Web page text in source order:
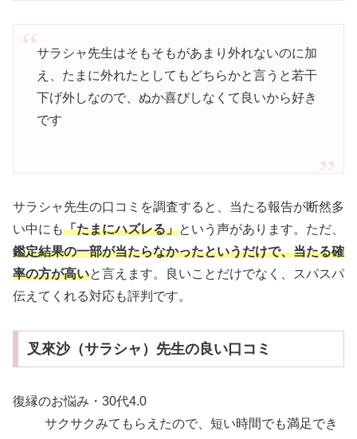
サラシャ先生はそもそもがあまり外れないのに加
え、たまに外れたとしてもどちらかと言うと若干
下げ外しなので、ぬか喜びしなくて良いから好き
です
サラシャ先生の口コミを調査すると、当たる報告が断然多
い中にも「たまにハズレる」という声があります。ただ、
鑑定結果の一部が当たらなかったというだけで、当たる確
率の方が高いと言えます。良いことだけでなく、スパスパ
伝えてくれる対応も評判です。
叉來沙（サラシャ）先生の良い口コミ
復縁のお悩み・30代4.0
サクサクみてもらえたので、短い時間でも満足でき